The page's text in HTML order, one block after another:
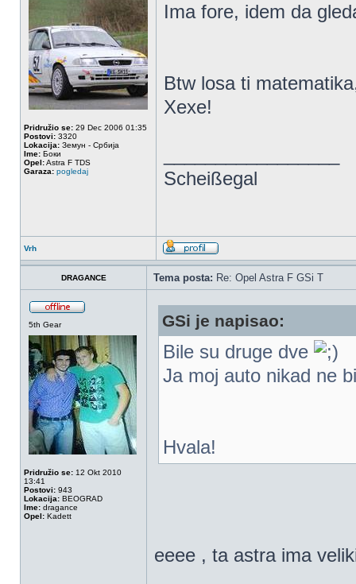
Pridružio se: 29 Dec 2006 01:35
Postovi: 3320
Lokacija: Земун - Србија
Ime: Боки
Opel:Astra F TDS
Garaza: pogledaj
Ima fore, idem da
Btw losa ti
Xexe!
Scheißegal
Vrh
DRAGANCE Tema posta: Re: Opel Astra F GSi T
5th Gear
Pridružio se: 12 Okt 2010
13:41
Postovi: 943
Lokacija: BEOGRAD
Ime: dragance
Opel: Kadett
GSi je napisao:
Bile su druge dve
Ja moj auto nikad ne
Hvala!
eeee , ta astra ima